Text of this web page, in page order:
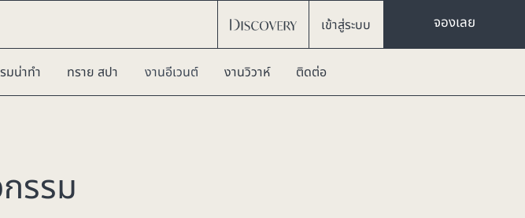
เข้าสู่ระบบ จองเลย
มน่าทำ ทราย สปา งานอีเวนต์ งานวิวาห์ ติดต่อ
รรม